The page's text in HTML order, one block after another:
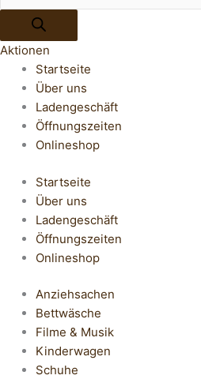
Aktionen
Startseite
Über uns
Ladengeschäft
Öffnungszeiten
Onlineshop
Startseite
Über uns
Ladengeschäft
Öffnungszeiten
Onlineshop
Anziehsachen
Bettwäsche
Filme & Musik
Kinderwagen
Schuhe